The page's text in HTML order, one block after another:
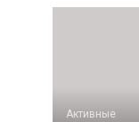
Активные